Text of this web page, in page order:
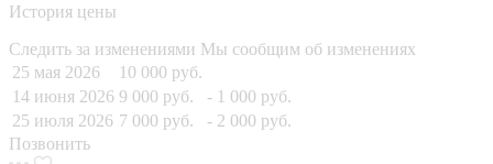
История цены
Следить за изменениями Мы сообщим об изменениях
25 мая 2026
10 000 руб.
14 июня 2026 9 000 руб.
- 1 000 руб.
25 июля 2026 7 000 руб.
- 2 000 руб.
Позвонить